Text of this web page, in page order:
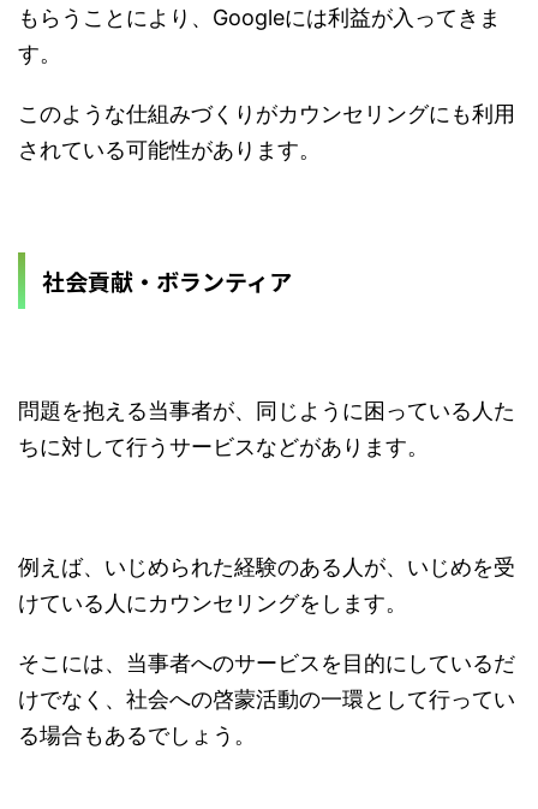
もらうことにより、Googleには利益が入ってきま
す。
このような仕組みづくりがカウンセリングにも利用
されている可能性があります。
社会貢献・ボランティア
問題を抱える当事者が、同じように困っている人た
ちに対して行うサービスなどがあります。
例えば、いじめられた経験のある人が、いじめを受
けている人にカウンセリングをします。
そこには、当事者へのサービスを目的にしているだ
けでなく、社会への啓蒙活動の一環として行ってい
る場合もあるでしょう。